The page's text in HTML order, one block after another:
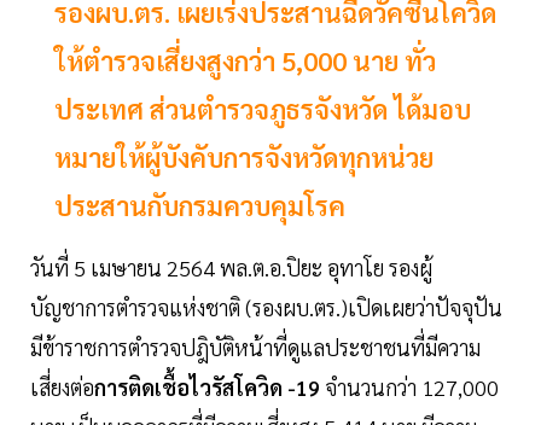
รองผบ.ตร. เผยเร่งประสานฉีดวัคซีนโควิด
ให้ตำรวจเสี่ยงสูงกว่า 5,000 นาย ทั่ว
ประเทศ ส่วนตำรวจภูธรจังหวัด ได้มอบ
หมายให้ผู้บังคับการจังหวัดทุกหน่วย
ประสานกับกรมควบคุมโรค
วันที่ 5 เมษายน 2564 พล.ต.อ.ปิยะ อุทาโย รองผู้
บัญชาการตำรวจแห่งชาติ (รองผบ.ตร.)เปิดเผยว่าปัจจุปัน
มีข้าราชการตำรวจปฎิบัติหน้าที่ดูแลประชาชนที่มีความ
เสี่ยงต่อการติดเชื้อไวรัสโควิด -19 จำนวนกว่า 127,000